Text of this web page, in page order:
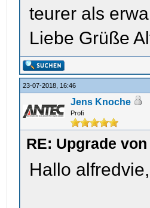
teurer als
Liebe Grüße
23-07-2018, 16:46
Jens Knoche
Profi
RE: Upgrade
Hallo alfredvie,